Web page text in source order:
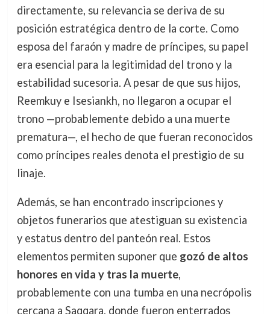
directamente, su relevancia se deriva de su
posición estratégica dentro de la corte. Como
esposa del faraón y madre de príncipes, su papel
era esencial para la legitimidad del trono y la
estabilidad sucesoria. A pesar de que sus hijos,
Reemkuy e Isesiankh, no llegaron a ocupar el
trono —probablemente debido a una muerte
prematura—, el hecho de que fueran reconocidos
como príncipes reales denota el prestigio de su
linaje.
Además, se han encontrado inscripciones y
objetos funerarios que atestiguan su existencia
y estatus dentro del panteón real. Estos
elementos permiten suponer que gozó de altos
honores en vida y tras la muerte,
probablemente con una tumba en una necrópolis
cercana a Saqqara, donde fueron enterrados